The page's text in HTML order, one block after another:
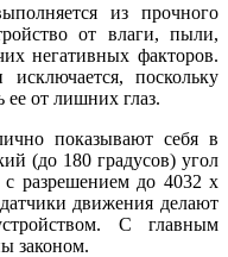
из прочного
от влаги, пыли,
негативных факторов.
поскольку
ее от лишних глаз.
показывают себя в
(до 180 градусов) угол
с разрешением до 4032 х
движения делают
С главным
законом.